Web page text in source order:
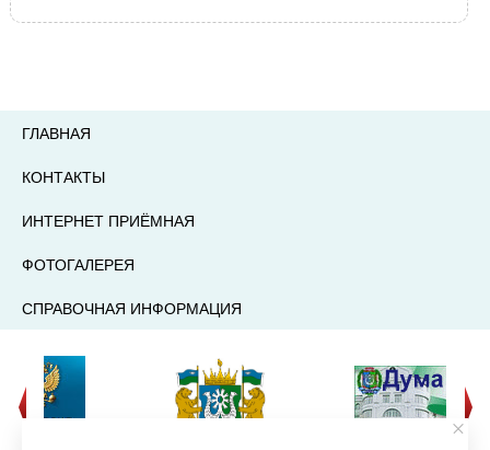
ГЛАВНАЯ
КОНТАКТЫ
ИНТЕРНЕТ ПРИЁМНАЯ
ФОТОГАЛЕРЕЯ
СПРАВОЧНАЯ ИНФОРМАЦИЯ